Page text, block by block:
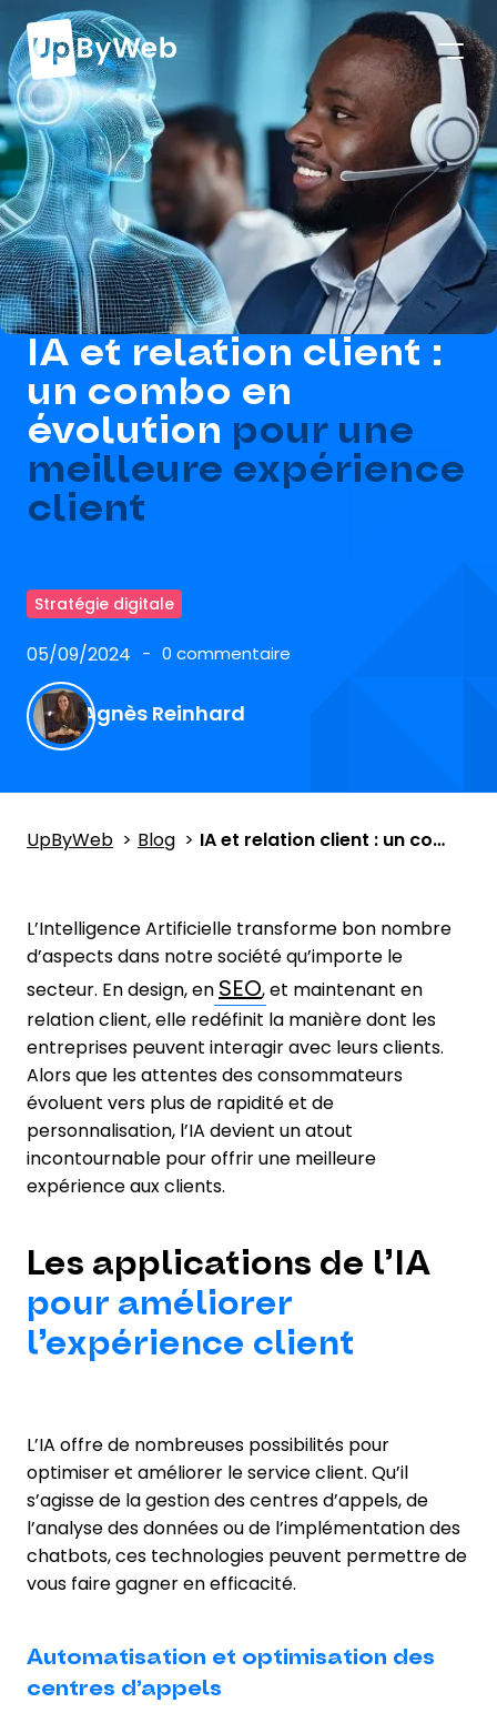
IA et relation client :
un combo en
évolution pour une
meilleure expérience
client
Stratégie digitale
05/09/2024 0 commentaire
Agnès Reinhard
UpByWeb Blog IA et relation client : un combo en évolution pour une meilleure expérience client
L’Intelligence Artificielle transforme bon nombre
d’aspects dans notre société qu’importe le
secteur. En design, en SEO, et maintenant en
relation client, elle redéfinit la manière dont les
entreprises peuvent interagir avec leurs clients.
Alors que les attentes des consommateurs
évoluent vers plus de rapidité et de
personnalisation, l’IA devient un atout
incontournable pour offrir une meilleure
expérience aux clients.
Les applications de l’IA
pour améliorer
l’expérience client
L’IA offre de nombreuses possibilités pour
optimiser et améliorer le service client. Qu’il
s’agisse de la gestion des centres d’appels, de
l’analyse des données ou de l’implémentation des
chatbots, ces technologies peuvent permettre de
vous faire gagner en efficacité.
Automatisation et optimisation des
centres d’appels